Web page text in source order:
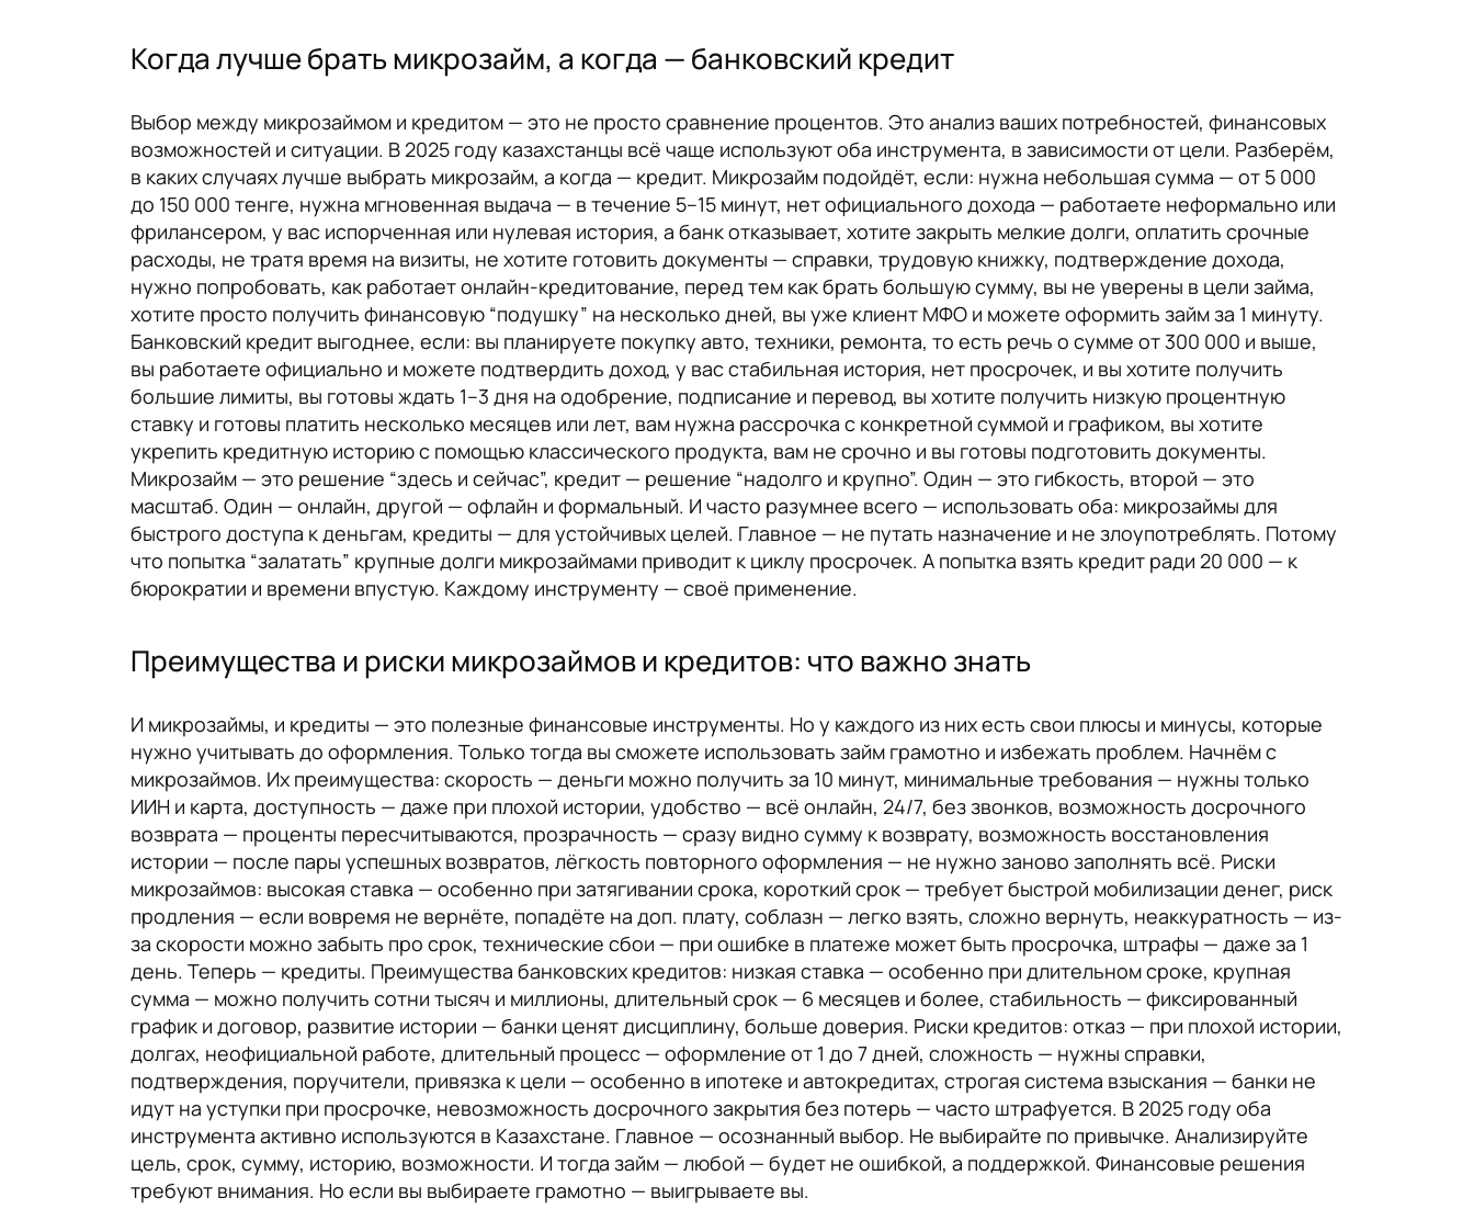
Когда лучше брать микрозайм, а когда — банковский кредит
Выбор между микрозаймом и кредитом — это не просто сравнение процентов. Это анализ ваших потребностей, финансовых
возможностей и ситуации. В 2025 году казахстанцы всё чаще используют оба инструмента, в зависимости от цели. Разберём,
в каких случаях лучше выбрать микрозайм, а когда — кредит. Микрозайм подойдёт, если: нужна небольшая сумма — от 5 000
до 150 000 тенге, нужна мгновенная выдача — в течение 5–15 минут, нет официального дохода — работаете неформально или
фрилансером, у вас испорченная или нулевая история, а банк отказывает, хотите закрыть мелкие долги, оплатить срочные
расходы, не тратя время на визиты, не хотите готовить документы — справки, трудовую книжку, подтверждение дохода,
нужно попробовать, как работает онлайн-кредитование, перед тем как брать большую сумму, вы не уверены в цели займа,
хотите просто получить финансовую “подушку” на несколько дней, вы уже клиент МФО и можете оформить займ за 1 минуту.
Банковский кредит выгоднее, если: вы планируете покупку авто, техники, ремонта, то есть речь о сумме от 300 000 и выше,
вы работаете официально и можете подтвердить доход, у вас стабильная история, нет просрочек, и вы хотите получить
большие лимиты, вы готовы ждать 1–3 дня на одобрение, подписание и перевод, вы хотите получить низкую процентную
ставку и готовы платить несколько месяцев или лет, вам нужна рассрочка с конкретной суммой и графиком, вы хотите
укрепить кредитную историю с помощью классического продукта, вам не срочно и вы готовы подготовить документы.
Микрозайм — это решение “здесь и сейчас”, кредит — решение “надолго и крупно”. Один — это гибкость, второй — это
масштаб. Один — онлайн, другой — офлайн и формальный. И часто разумнее всего — использовать оба: микрозаймы для
быстрого доступа к деньгам, кредиты — для устойчивых целей. Главное — не путать назначение и не злоупотреблять. Потому
что попытка “залатать” крупные долги микрозаймами приводит к циклу просрочек. А попытка взять кредит ради 20 000 — к
бюрократии и времени впустую. Каждому инструменту — своё применение.
Преимущества и риски микрозаймов и кредитов: что важно знать
И микрозаймы, и кредиты — это полезные финансовые инструменты. Но у каждого из них есть свои плюсы и минусы, которые
нужно учитывать до оформления. Только тогда вы сможете использовать займ грамотно и избежать проблем. Начнём с
микрозаймов. Их преимущества: скорость — деньги можно получить за 10 минут, минимальные требования — нужны только
ИИН и карта, доступность — даже при плохой истории, удобство — всё онлайн, 24/7, без звонков, возможность досрочного
возврата — проценты пересчитываются, прозрачность — сразу видно сумму к возврату, возможность восстановления
истории — после пары успешных возвратов, лёгкость повторного оформления — не нужно заново заполнять всё. Риски
микрозаймов: высокая ставка — особенно при затягивании срока, короткий срок — требует быстрой мобилизации денег, риск
продления — если вовремя не вернёте, попадёте на доп. плату, соблазн — легко взять, сложно вернуть, неаккуратность — из-
за скорости можно забыть про срок, технические сбои — при ошибке в платеже может быть просрочка, штрафы — даже за 1
день. Теперь — кредиты. Преимущества банковских кредитов: низкая ставка — особенно при длительном сроке, крупная
сумма — можно получить сотни тысяч и миллионы, длительный срок — 6 месяцев и более, стабильность — фиксированный
график и договор, развитие истории — банки ценят дисциплину, больше доверия. Риски кредитов: отказ — при плохой истории,
долгах, неофициальной работе, длительный процесс — оформление от 1 до 7 дней, сложность — нужны справки,
подтверждения, поручители, привязка к цели — особенно в ипотеке и автокредитах, строгая система взыскания — банки не
идут на уступки при просрочке, невозможность досрочного закрытия без потерь — часто штрафуется. В 2025 году оба
инструмента активно используются в Казахстане. Главное — осознанный выбор. Не выбирайте по привычке. Анализируйте
цель, срок, сумму, историю, возможности. И тогда займ — любой — будет не ошибкой, а поддержкой. Финансовые решения
требуют внимания. Но если вы выбираете грамотно — выигрываете вы.